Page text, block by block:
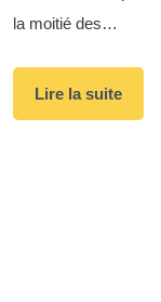
la moitié des…
Lire la suite